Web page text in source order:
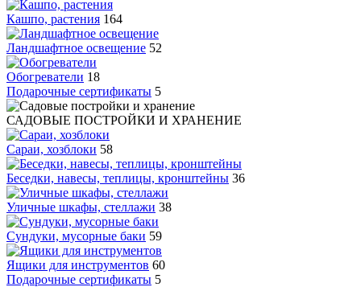
Кашпо, растения 164
Ландшафтное освещение 52
Обогреватели 18
Подарочные сертификаты 5
САДОВЫЕ ПОСТРОЙКИ И ХРАНЕНИЕ
Сараи, хозблоки 58
Беседки, навесы, теплицы, кронштейны 36
Уличные шкафы, стеллажи 38
Сундуки, мусорные баки 59
Ящики для инструментов 60
Подарочные сертификаты 5